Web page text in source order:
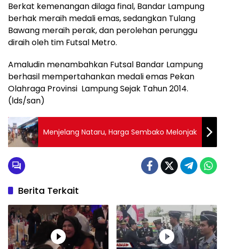
Berkat kemenangan dilaga final, Bandar Lampung
berhak meraih medali emas, sedangkan Tulang
Bawang meraih perak, dan perolehan perunggu
diraih oleh tim Futsal Metro.
Amaludin menambahkan Futsal Bandar Lampung
berhasil mempertahankan medali emas Pekan
Olahraga Provinsi Lampung Sejak Tahun 2014.
(lds/san)
Menjelang Nataru, Harga Sembako Melonjak
Berita Terkait